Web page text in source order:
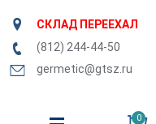
СКЛАД ПЕРЕЕХАЛ
(812) 244-44-50
germetic@gtsz.ru
0